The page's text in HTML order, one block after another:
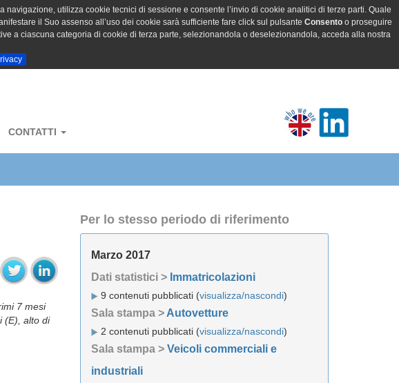
utilizza cookie tecnici di sessione e consente l’invio di cookie analitici di terze parti. Quale
il Suo assenso all’uso dei cookie sarà sufficiente fare click sul pulsante Consentoo proseguire
a ciascuna categoria di cookie di terza parte, selezionandola o deselezionandola, acceda alla nostra
CONTATTI
7 mesi
(E), alto di
Per lo stesso periodo di riferimento
Marzo 2017
Dati statistici > Immatricolazioni
9 contenuti pubblicati (visualizza/nascondi)
Sala stampa > Autovetture
2 contenuti pubblicati (visualizza/nascondi)
Sala stampa > Veicoli commerciali e
industriali